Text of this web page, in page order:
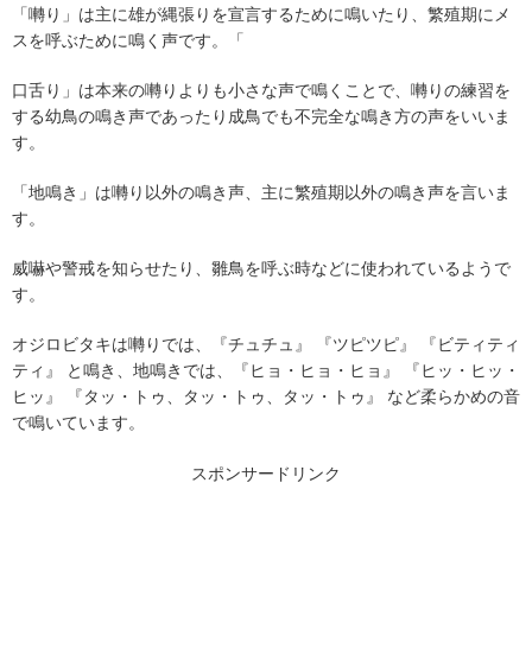
「囀り」は主に雄が縄張りを宣言するために鳴いたり、繁殖期にメ
スを呼ぶために鳴く声です。「
口舌り」は本来の囀りよりも小さな声で鳴くことで、囀りの練習を
する幼鳥の鳴き声であったり成鳥でも不完全な鳴き方の声をいいま
す。
「地鳴き」は囀り以外の鳴き声、主に繁殖期以外の鳴き声を言いま
す。
威嚇や警戒を知らせたり、雛鳥を呼ぶ時などに使われているようで
す。
オジロビタキは囀りでは、『チュチュ』 『ツピツピ』 『ビティティ
ティ』 と鳴き、地鳴きでは、『ヒョ・ヒョ・ヒョ』 『ヒッ・ヒッ・
ヒッ』 『タッ・トゥ、タッ・トゥ、タッ・トゥ』 など柔らかめの音
で鳴いています。
スポンサードリンク